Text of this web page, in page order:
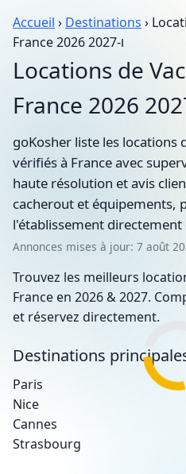
Accueil › Destinations ›
France 2026 ו-2027
Locations de
goKosher liste les locations
vérifiés à France avec
haute résolution et avis
cacherout et équipements,
l'établissement directement
Annonces mises à jour: 7 août
Trouvez les meilleurs
France en 2026 & 2027.
et réservez directement.
Destinations
Paris
Nice
Cannes
Strasbourg